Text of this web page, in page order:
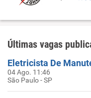
Últimas vagas
Eletricista De
04 Ago. 11:46
São Paulo - SP